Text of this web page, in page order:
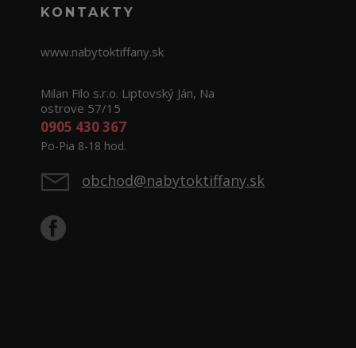
KONTAKTY
www.nabytoktiffany.sk
Milan Filo s.r.o. Liptovský Ján, Na
ostrove 57/15
0905 430 367
Po-Pia 8-18 hod.
obchod@nabytoktiffany.sk